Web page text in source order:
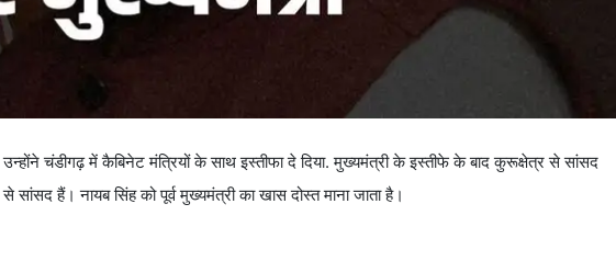
चंडीगढ़ में कैबिनेट मंत्रियों के साथ इस्तीफा दे दिया. मुख्यमंत्री के इस्तीफे के बाद कुरूक्षेत्र से सांसद
हैं। नायब सिंह को पूर्व मुख्यमंत्री का खास दोस्त माना जाता है।